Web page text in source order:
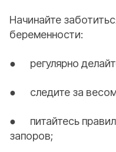
Начинайте
беременности:
● регулярно
● следите за
● питайтесь
запоров;